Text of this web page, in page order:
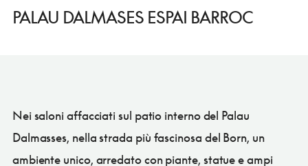
PALAU DALMASES ESPAI BARROC
Nei saloni affacciati sul patio interno del Palau
Dalmasses, nella strada più fascinosa del Born, un
ambiente unico, arredato con piante, statue e ampi